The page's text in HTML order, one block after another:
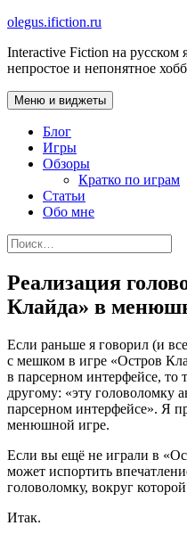
Перейти
содержимому
olegus.ifiction.ru
Interactive Fiction на русском
непростое и непонятное
Меню и виджеты
Блог
Игры
Обзоры
Кратко по играм
Статьи
Обо мне
Найти:
Реализация
Клайда» в
Если раньше я говорил (и
с мешком в игре «Остров
в парсерном интерфейсе, то
другому: «эту головоломку
парсерном интерфейсе». Я
менюшной игре.
Если вы ещё не играли в
может испортить
головоломку, вокруг
Итак.